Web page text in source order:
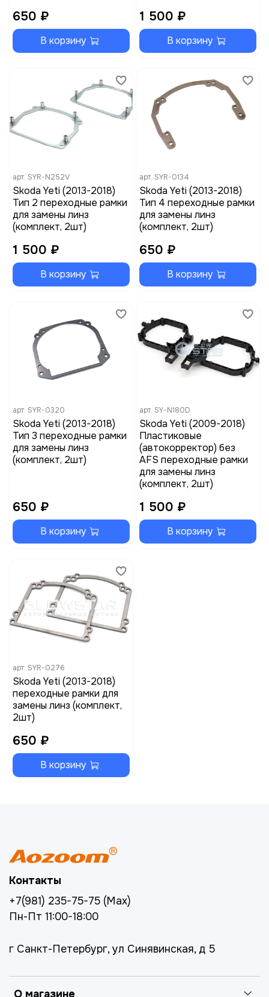
650 ₽
В корзину
1 500 ₽
В корзину
арт. SYR-N252V
Skoda Yeti (2013-2018)
Тип 2 переходные рамки
для замены линз
(комплект, 2шт)
1 500 ₽
В корзину
арт. SYR-0134
Skoda Yeti (2013-2018)
Тип 4 переходные рамки
для замены линз
(комплект, 2шт)
650 ₽
В корзину
арт. SYR-0320
Skoda Yeti (2013-2018)
Тип 3 переходные рамки
для замены линз
(комплект, 2шт)
650 ₽
В корзину
арт. SY-N180D
Skoda Yeti (2009-2018)
Пластиковые
(автокорректор) без
AFS переходные рамки
для замены линз
(комплект, 2шт)
1 500 ₽
В корзину
арт. SYR-0276
Skoda Yeti (2013-2018)
переходные рамки для
замены линз (комплект,
2шт)
650 ₽
В корзину
О магазине
Контакты
+7(981) 235-75-75 (Max)
Пн-Пт 11:00-18:00
г Санкт-Петербург, ул Синявинская, д 5